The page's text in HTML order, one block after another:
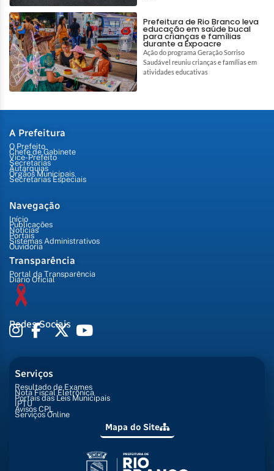
Prefeitura de Rio Branco leva
educação em saúde bucal
para crianças e famílias
durante a Expoacre
Ação do programa Geração Sorriso
Saudável reuniu crianças e famílias em
atividades educativas
A Prefeitura
O Prefeito
Chefe de Gabinete
Vice-Prefeito
Secretarias
Autarquias
Órgãos Municipais
Secretarias Especiais
Navegação
Início
Publicações
Notícias
Portais
Sistemas Administrativos
Ouvidoria
Transparência
Portal da Transparência
Diário Oficial
Redes Sociais
Serviços
Resultado de Exames
Nota Fiscal Eletrônica
Portais das Leis Municipais
IPTU
Avisos CPL
Serviços Online
Mapa do Site